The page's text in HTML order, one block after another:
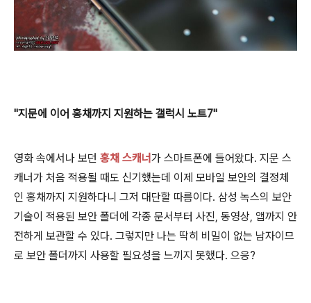
"지문에 이어 홍채까지 지원하는 갤럭시 노트7"
영화 속에서나 보던 홍채 스캐너가 스마트폰에 들어왔다. 지문 스
캐너가 처음 적용될 때도 신기했는데 이제 모바일 보안의 결정체
인 홍채까지 지원하다니 그저 대단할 따름이다. 삼성 녹스의 보안
기술이 적용된 보안 폴더에 각종 문서부터 사진, 동영상, 앱까지 안
전하게 보관할 수 있다. 그렇지만 나는 딱히 비밀이 없는 남자이므
로 보안 폴더까지 사용할 필요성을 느끼지 못했다. 으응?